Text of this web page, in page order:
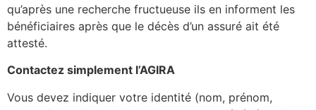
qu’après une recherche fructueuse ils en informent les
bénéficiaires après que le décès d’un assuré ait été
attesté.
Contactez simplement l’AGIRA
Vous devez indiquer votre identité (nom, prénom,